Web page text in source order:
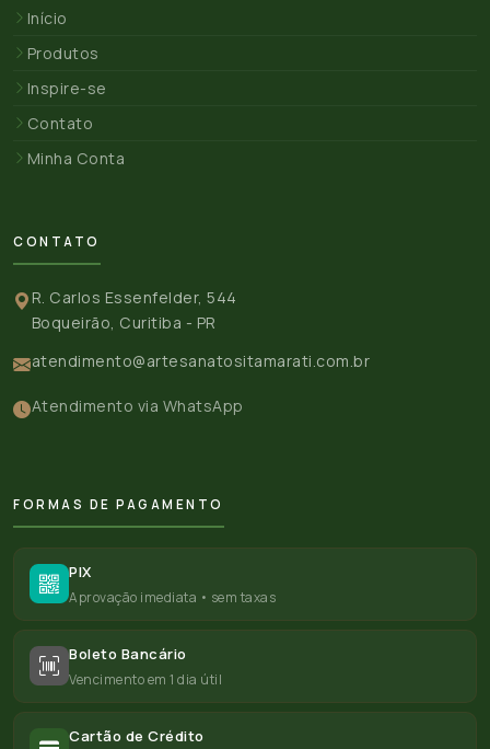
Início
Produtos
Inspire-se
Contato
Minha Conta
CONTATO
R. Carlos Essenfelder, 544
Boqueirão, Curitiba - PR
atendimento@artesanatositamarati.com.br
Atendimento via WhatsApp
FORMAS DE PAGAMENTO
PIX
Aprovação imediata • sem taxas
Boleto Bancário
Vencimento em 1 dia útil
Cartão de Crédito